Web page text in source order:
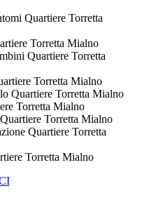
Quartiere Torretta
Torretta Mialno
Quartiere Torretta
Torretta Mialno
Quartiere Torretta Mialno
Torretta Mialno
Torretta Mialno
Quartiere Torretta
Torretta Mialno